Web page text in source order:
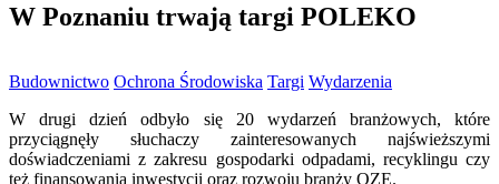
W Poznaniu trwają targi POLEKO
Budownictwo Ochrona Środowiska Targi Wydarzenia
W drugi dzień odbyło się 20 wydarzeń branżowych, które
przyciągnęły słuchaczy zainteresowanych najświeższymi
doświadczeniami z zakresu gospodarki odpadami, recyklingu czy
też finansowania inwestycji oraz rozwoju branży OZE.